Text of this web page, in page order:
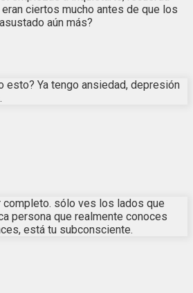
ciertos mucho antes de que los
aún más?
esto? Ya tengo ansiedad, depresión
completo. sólo ves los lados que
persona que realmente conoces
está tu subconsciente.